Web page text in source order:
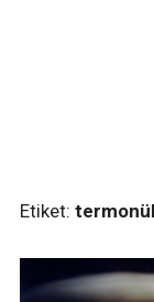
Etiket: